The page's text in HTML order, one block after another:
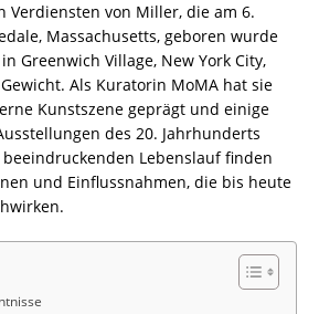
Verdiensten von Miller, die am 6.
Massachusetts, geboren wurde
Greenwich Village, New York City,
Als Kuratorin MoMA hat sie
Kunstszene geprägt und einige
des 20. Jahrhunderts
Lebenslauf finden
und Einflussnahmen, die bis heute